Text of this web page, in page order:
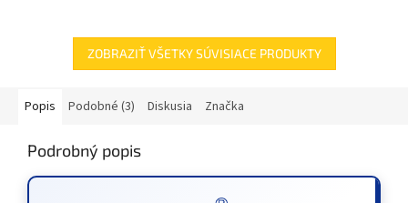
LiFePO4 3,2...
ZOBRAZIŤ VŠETKY SÚVISIACE PRODUKTY
Popis Podobné (3) Diskusia Značka
Podrobný popis